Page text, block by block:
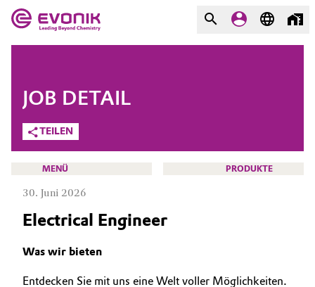
Market
Additive Manufacturing
Adhesives & Sealants
Evonik - Leading Beyond
Chemistry
Was uns antreibt
Über Evonik
UNTERNEHMEN
TEILEN
JOB DETAIL
MENÜ PRODUKTE
30. Juni 2026
Electrical Engineer
Was wir bieten
Entdecken Sie mit uns eine Welt voller Möglichkeiten.